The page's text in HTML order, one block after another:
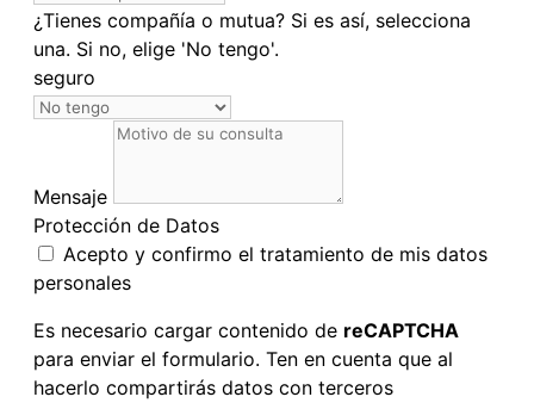
¿Tienes compañía o mutua? Si es así, selecciona
una. Si no, elige 'No tengo'.
seguro
Mensaje
Protección de Datos
Acepto y confirmo el tratamiento de mis datos
personales
Es necesario cargar contenido de reCAPTCHA
para enviar el formulario. Ten en cuenta que al
hacerlo compartirás datos con terceros